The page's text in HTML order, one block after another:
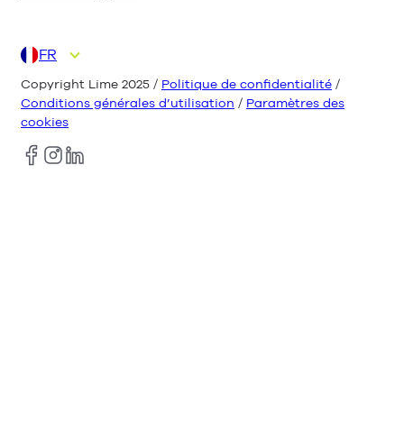
FR
Copyright Lime 2025 / Politique de confidentialité /
Conditions générales d’utilisation / Paramètres des
cookies